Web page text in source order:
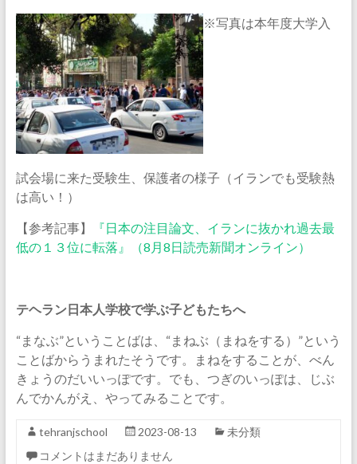
※写真は本年度大学入
試会場に来た受験生、保護者の様子（イランでも受験熱
は高い！）
【参考記事】
『日本の注目論文、イランに抜かれ過去最
低の１３位に転落』（8月8日読売新聞オンライン）
テヘラン日本人学校で学ぶ子どもたちへ
“まなぶ”ということばは、“まねぶ（まねをする）”という
ことばからうまれたそうです。まねをすることが、べん
きょうのだいいっぽです。でも、つぎのいっぽは、じぶ
んでかんがえ、やってみることです。
tehranjschool 2023-08-13
未分類
コメントはまだありません